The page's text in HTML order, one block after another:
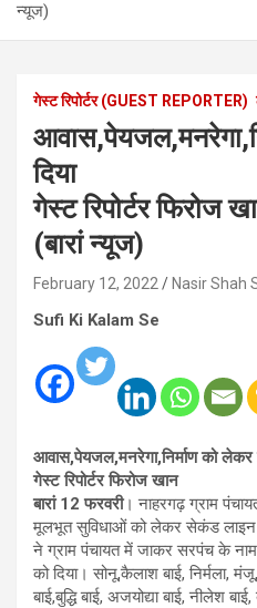
न्यूज)
गेस्ट रिपोर्टर (GUEST REPORTER)
दिया
गेस्ट रिपोर्टर फिरोज
(बारां न्यूज)
February 12, 2022 Nasir Shah
Sufi Ki Kalam Se
आवास,पेयजल,मनरेगा,निर्माण को लेकर
गेस्ट रिपोर्टर फिरोज खान
बारां 12 फरवरी। नाहरगढ़ ग्राम
मूलभूत सुविधाओं को लेकर सेकंड लाइन
ने ग्राम पंचायत में जाकर सरपंच के नाम
को दिया। सोनू,कैलाश बाई, निर्मला,
बाई,बुद्धि बाई, अजयोद्या बाई, नीलेश